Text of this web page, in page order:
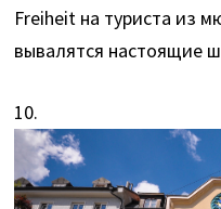
Freiheit на туриста из
вывалятся настоящие
10.